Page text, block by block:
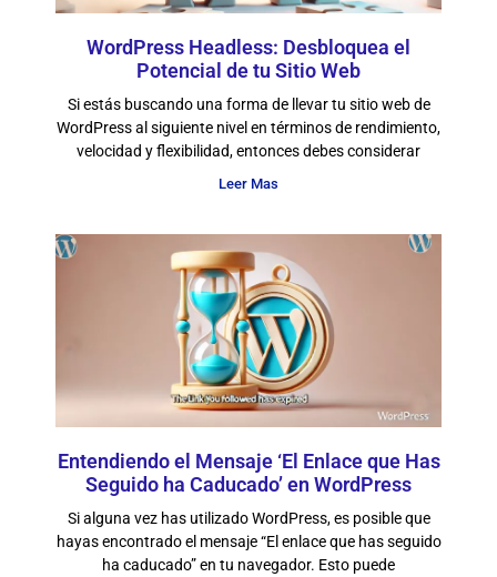
WordPress Headless: Desbloquea el
Potencial de tu Sitio Web
Si estás buscando una forma de llevar tu sitio web de
WordPress al siguiente nivel en términos de rendimiento,
velocidad y flexibilidad, entonces debes considerar
Leer Mas
Entendiendo el Mensaje ‘El Enlace que Has
Seguido ha Caducado’ en WordPress
Si alguna vez has utilizado WordPress, es posible que
hayas encontrado el mensaje “El enlace que has seguido
ha caducado” en tu navegador. Esto puede